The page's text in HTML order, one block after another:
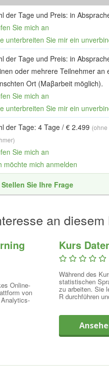
der Tage und Preis: in
Sie mich an
unterbreiten Sie mir ein
der Tage und Preis: in
oder mehrere Teilnehmer an
Ort (Maβarbeit möglich).
Sie mich an
unterbreiten Sie mir ein
der Tage: 4 Tage / € 2.499 (ohne
Sie mich an
möchte mich anmelden
Stellen Sie Ihre Frage
an
Online-
von
Kurs
Während des
statistischen
zu arbeiten. Sie
R durchführen